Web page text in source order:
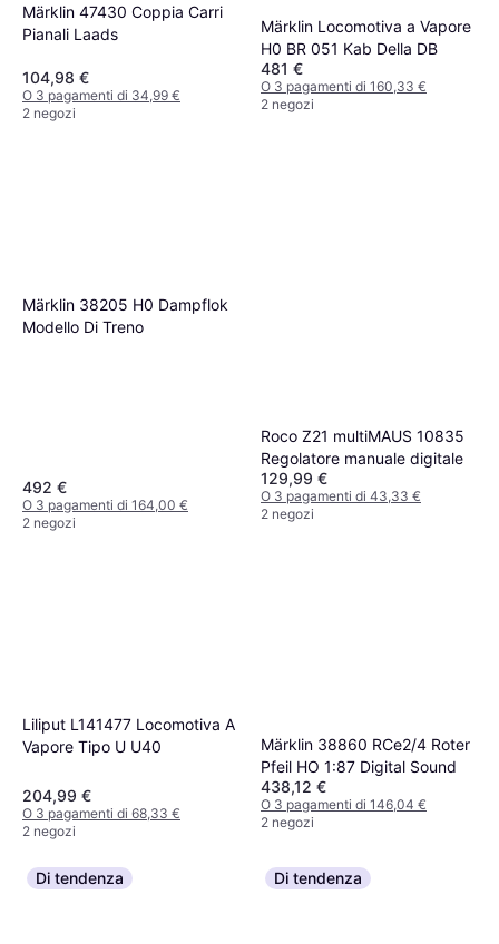
Märklin 47430 Coppia Carri
Pianali Laads
104,98 €
O 3 pagamenti di 34,99 €
2 negozi
Märklin Locomotiva a Vapore
H0 BR 051 Kab Della DB
481 €
O 3 pagamenti di 160,33 €
2 negozi
Märklin 38205 H0 Dampflok
Modello Di Treno
492 €
O 3 pagamenti di 164,00 €
2 negozi
Roco Z21 multiMAUS 10835
Regolatore manuale digitale
129,99 €
O 3 pagamenti di 43,33 €
2 negozi
Liliput L141477 Locomotiva A
Vapore Tipo U U40
204,99 €
O 3 pagamenti di 68,33 €
2 negozi
Märklin 38860 RCe2/4 Roter
Pfeil HO 1:87 Digital Sound
438,12 €
O 3 pagamenti di 146,04 €
2 negozi
Di tendenza Di tendenza